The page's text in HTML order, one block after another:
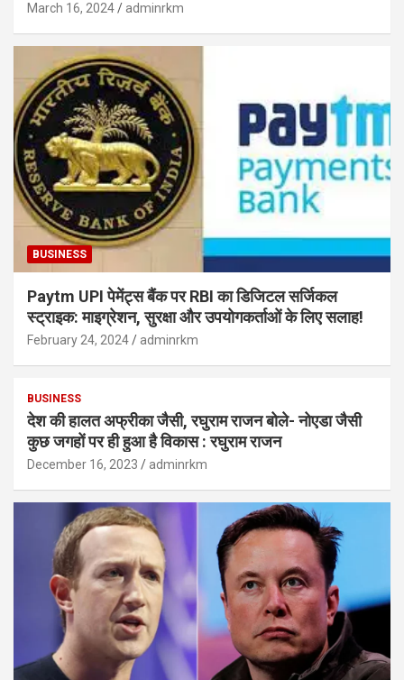
March 16, 2024 adminrkm
BUSINESS
Paytm UPI पेमेंट्स बैंक पर RBI का डिजिटल सर्जिकल
स्ट्राइक: माइग्रेशन, सुरक्षा और उपयोगकर्ताओं के लिए सलाह!
February 24, 2024 adminrkm
BUSINESS
देश की हालत अफ्रीका जैसी, रघुराम राजन बोले- नोएडा जैसी
कुछ जगहों पर ही हुआ है विकास : रघुराम राजन
December 16, 2023 adminrkm